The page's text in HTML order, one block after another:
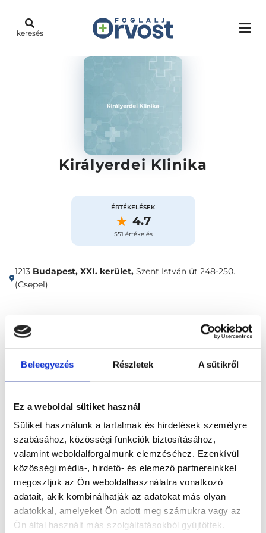
Beleegyezés Részletek A sütikről
Ez a weboldal sütiket használ
Sütiket használunk a tartalmak és hirdetések személyre
szabásához, közösségi funkciók biztosításához,
valamint weboldalforgalmunk elemzéséhez. Ezenkívül
közösségi média-, hirdető- és elemező partnereinkkel
megosztjuk az Ön weboldalhasználatra vonatkozó
adatait, akik kombinálhatják az adatokat más olyan
adatokkal, amelyeket Ön adott meg számukra vagy az
Ön által használt más szolgáltatásokból gyűjtöttek.
keresés
Királyerdei Klinika
ÉRTÉKELÉSEK
4.7
551 értékelés
1213 Budapest, XXI. kerület, Szent István út 248-250.
(Csepel)
Vélemények
Foglalj időpontot
Fül-Orr-Gégészet
Főoldal Klinikák
Bőrgyógyász, Budapest, XXI. kerület